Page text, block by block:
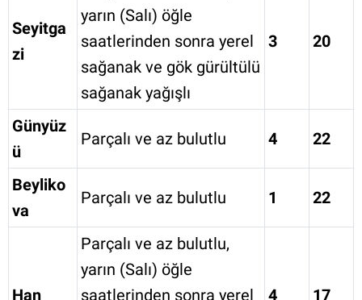
Seyitga
zi
yarın (Salı) öğle
saatlerinden sonra yerel
sağanak ve gök gürültülü
sağanak yağışlı
3 20
Günyüz
ü
Parçalı ve az bulutlu 4 22
Beyliko
va
Parçalı ve az bulutlu 1 22
Han
Parçalı ve az bulutlu,
yarın (Salı) öğle
saatlerinden sonra yerel
4 17